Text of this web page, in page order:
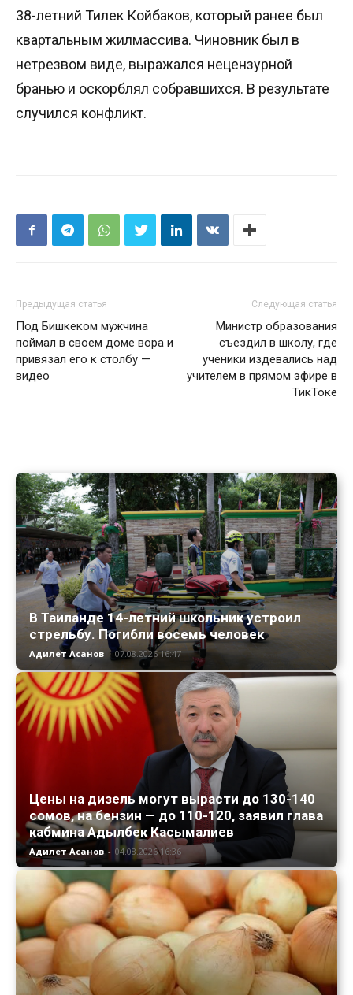
38-летний Тилек Койбаков, который ранее был
квартальным жилмассива. Чиновник был в
нетрезвом виде, выражался нецензурной
бранью и оскорблял собравшихся. В результате
случился конфликт.
Предыдущая статья
Под Бишкеком мужчина
поймал в своем доме вора и
привязал его к столбу —
видео
Следующая статья
Министр образования
съездил в школу, где
ученики издевались над
учителем в прямом эфире в
ТикТоке
В Таиланде 14-летний школьник устроил
стрельбу. Погибли восемь человек
Адилет Асанов - 07.08.2026 16:47
Цены на дизель могут вырасти до 130-140
сомов, на бензин — до 110-120, заявил глава
кабмина Адылбек Касымалиев
Адилет Асанов - 04.08.2026 16:36